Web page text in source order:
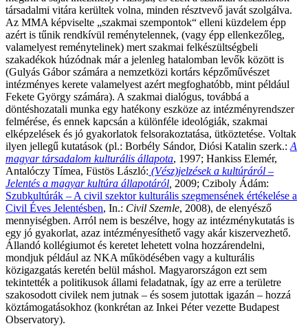
társadalmi vitára kerültek volna, minden résztvevő javát szolgálva.
Az MMA képviselte „szakmai szempontok“ elleni küzdelem épp
azért is tűnik rendkívül reménytelennek, (vagy épp ellenkezőleg,
valamelyest reménytelinek) mert szakmai felkészültségbeli
szakadékok húzódnak már a jelenleg hatalomban levők között is
(Gulyás Gábor számára a nemzetközi kortárs képzőművészet
intézményes kerete valamelyest azért megfoghatóbb, mint például
Fekete György számára). A szakmai dialógus, továbbá a
döntéshozatali munka egy hatékony eszköze az intézményrendszer
felmérése, és ennek kapcsán a különféle ideológiák, szakmai
elképzelések és jó gyakorlatok felsorakoztatása, ütköztetése. Voltak
ilyen jellegű kutatások (pl.: Borbély Sándor, Diósi Katalin szerk.: A
magyar társadalom kulturális állapota, 1997; Hankiss Elemér,
Antalóczy Tímea, Füstös László: (Vész)jelzések a kultúráról –
Jelentés a magyar kultúra állapotáról 2009; Cziboly Ádám:
Szubkultúrák – A civil szektor kulturális szegmensének értékelése a
Civil Éves Jelentésben, In.: Civil Szemle, 2008), de elenyésző
mennyiségben. Arról nem is beszélve, hogy az intézménykutatás is
egy jó gyakorlat, azaz intézményesíthető vagy akár kiszervezhető.
Állandó kollégiumot és keretet lehetett volna hozzárendelni,
mondjuk például az NKA működésében vagy a kulturális
közigazgatás keretén belül máshol. Magyarországon ezt sem
tekintették a politikusok állami feladatnak, így az erre a területre
szakosodott civilek nem jutnak – és sosem jutottak igazán – hozzá
köztámogatásokhoz (konkrétan az Inkei Péter vezette Budapest
Observatory).